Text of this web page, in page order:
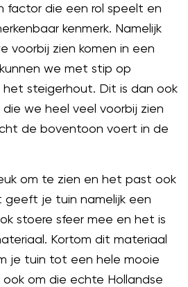
factor die een rol speelt en
kenmerk. Namelijk
voorbij zien komen in een
we met stip op
steigerhout. Dit is dan ook
we heel veel voorbij zien
de boventoon voert in de
om te zien en het past ook
geeft je tuin namelijk een
stoere sfeer mee en het is
Kortom dit materiaal
je tuin tot een hele mooie
om die echte Hollandse